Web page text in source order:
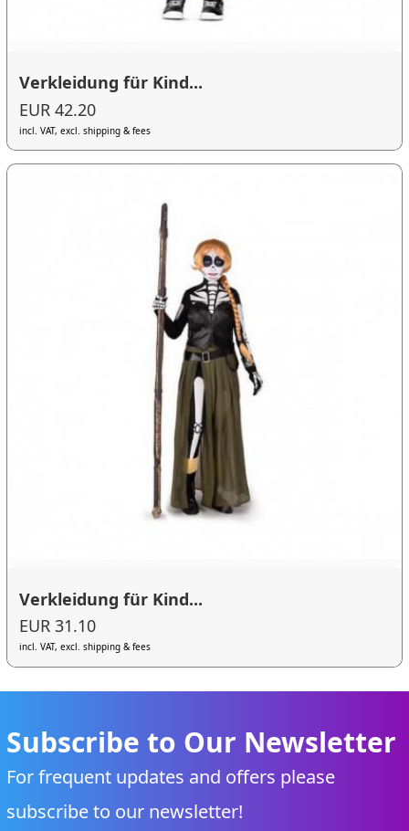
Verkleidung für Kind...
EUR 42.20
incl. VAT, excl. shipping & fees
Verkleidung für Kind...
EUR 31.10
incl. VAT, excl. shipping & fees
Subscribe to Our Newsletter
For frequent updates and offers please
subscribe to our newsletter!